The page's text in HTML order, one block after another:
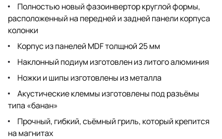
Полностью новый фазоинвертор круглой формы,
расположенный на передней и задней панели корпуса
колонки
Корпус из панелей MDF толщной 25 мм
Наклонный подиум изготовлен из литого алюминия
Ножки и шипы изготовлены из металла
Акустические клеммы изготовлены под разъёмы
типа «банан»
Прочный, гибкий, съёмный гриль, который крепится
на магнитах